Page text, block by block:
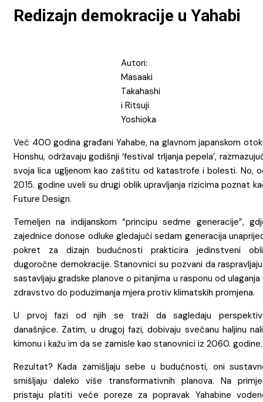
Redizajn demokracije u Yahabi
Autori:
Masaaki
Takahashi
i Ritsuji
Yoshioka
Već 400 godina građani Yahabe, na glavnom japanskom
Honshu, održavaju godišnji ‘festival trljanja pepela’,
svoja lica ugljenom kao zaštitu od katastrofe i bolesti. No,
2015. godine uveli su drugi oblik upravljanja rizicima poznat
Future Design.
Temeljen na indijanskom “principu sedme generacije”,
zajednice donose odluke gledajući sedam generacija
pokret za dizajn budućnosti prakticira jedinstveni
dugoročne demokracije. Stanovnici su pozvani da
sastavljaju gradske planove o pitanjima u rasponu od ulaganja
zdravstvo do poduzimanja mjera protiv klimatskih promjena.
U prvoj fazi od njih se traži da sagledaju
današnjice. Zatim, u drugoj fazi, dobivaju svečanu haljinu
kimonu i kažu im da se zamisle kao stanovnici iz 2060. godine.
Rezultat? Kada zamišljaju sebe u budućnosti, oni
smišljaju daleko više transformativnih planova. Na
pristaju platiti veće poreze za popravak Yahabine